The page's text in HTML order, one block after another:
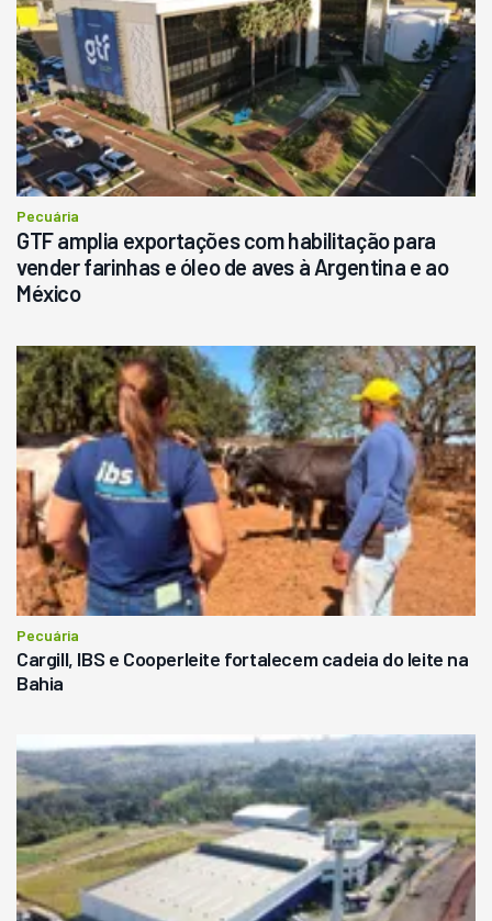
Pecuária
GTF amplia exportações com habilitação para
vender farinhas e óleo de aves à Argentina e ao
México
Pecuária
Cargill, IBS e Cooperleite fortalecem cadeia do leite na
Bahia